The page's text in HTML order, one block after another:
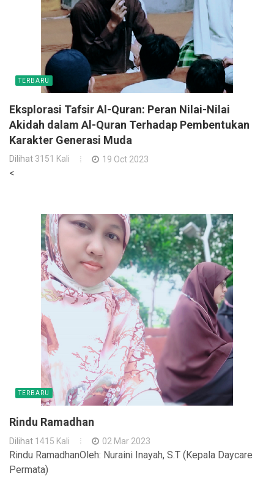
TERBARU
Eksplorasi Tafsir Al-Quran: Peran Nilai-Nilai
Akidah dalam Al-Quran Terhadap Pembentukan
Karakter Generasi Muda
Dilihat 3151 Kali 19 Oct 2023
<
TERBARU
Rindu Ramadhan
Dilihat 1415 Kali 02 Mar 2023
Rindu RamadhanOleh: Nuraini Inayah, S.T (Kepala Daycare
Permata)